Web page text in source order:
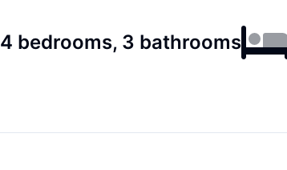
4 bedrooms, 3 bathrooms